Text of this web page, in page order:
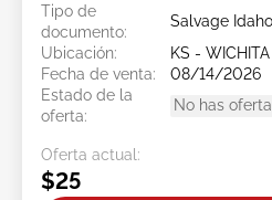
Tipo de
documento:
Salvage Idaho
Ubicación:
KS - WICHITA
Fecha de venta:
08/14/2026
Estado de la
oferta:
No has
Oferta actual:
$25